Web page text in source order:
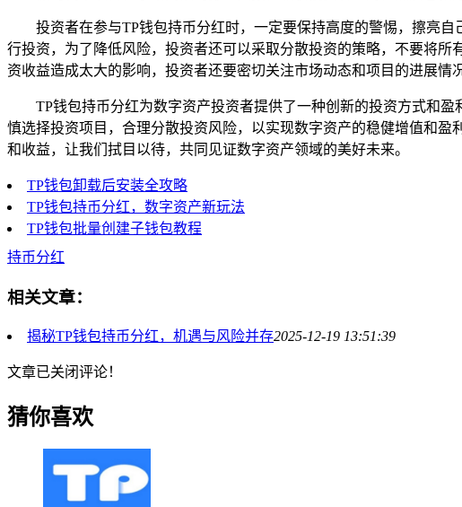
投资者在参与TP钱包持币分红时，一定要保持高度的警惕，擦亮
行投资，为了降低风险，投资者还可以采取分散投资的策略，不要将
资收益造成太大的影响，投资者还要密切关注市场动态和项目的进展情
TP钱包持币分红为数字资产投资者提供了一种创新的投资方式和
慎选择投资项目，合理分散投资风险，以实现数字资产的稳健增值和
和收益，让我们拭目以待，共同见证数字资产领域的美好未来。
TP钱包卸载后安装全攻略
TP钱包持币分红，数字资产新玩法
TP钱包批量创建子钱包教程
持币分红
相关文章：
揭秘TP钱包持币分红，机遇与风险并存2025-12-19 13:51:39
文章已关闭评论！
猜你喜欢